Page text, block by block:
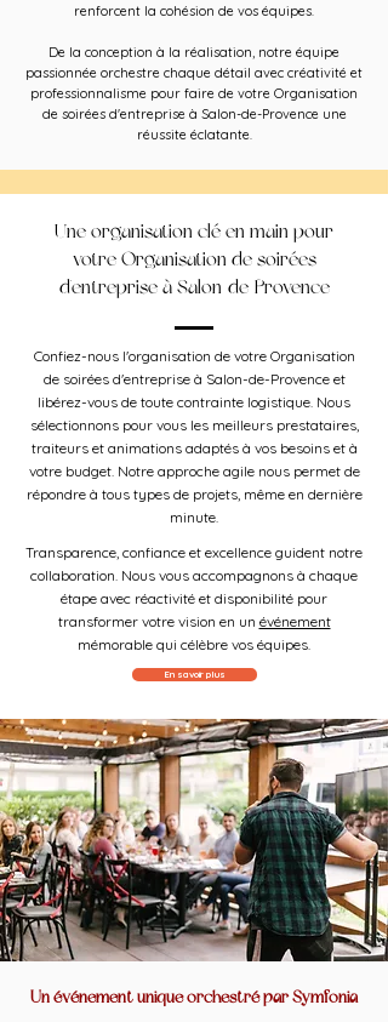
renforcent la cohésion de vos équipes.
De la conception à la réalisation, notre équipe
passionnée orchestre chaque détail avec créativité et
professionnalisme pour faire de votre Organisation
de soirées d'entreprise à Salon-de-Provence une
réussite éclatante.
Une organisation clé en main pour
votre Organisation de soirées
d'entreprise à Salon-de-Provence
Confiez-nous l'organisation de votre Organisation
de soirées d'entreprise à Salon-de-Provence et
libérez-vous de toute contrainte logistique. Nous
sélectionnons pour vous les meilleurs prestataires,
traiteurs et animations adaptés à vos besoins et à
votre budget. Notre approche agile nous permet de
répondre à tous types de projets, même en dernière
minute.
Transparence, confiance et excellence guident notre
collaboration. Nous vous accompagnons à chaque
étape avec réactivité et disponibilité pour
transformer votre vision en un événement
mémorable qui célèbre vos équipes.
En savoir plus
Un événement unique orchestré par Symfonia